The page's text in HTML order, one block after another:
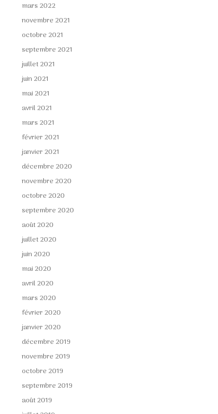
mars 2022
novembre 2021
octobre 2021
septembre 2021
juillet 2021
juin 2021
mai 2021
avril 2021
mars 2021
février 2021
janvier 2021
décembre 2020
novembre 2020
octobre 2020
septembre 2020
août 2020
juillet 2020
juin 2020
mai 2020
avril 2020
mars 2020
février 2020
janvier 2020
décembre 2019
novembre 2019
octobre 2019
septembre 2019
août 2019